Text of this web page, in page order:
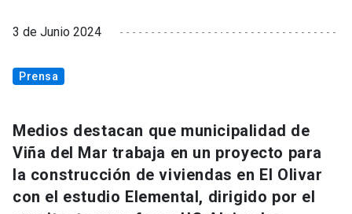
3 de Junio 2024
Prensa
Medios destacan que municipalidad de
Viña del Mar trabaja en un proyecto para
la construcción de viviendas en El Olivar
con el estudio Elemental, dirigido por el